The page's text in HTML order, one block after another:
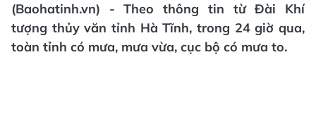
(Baohatinh.vn) - Theo thông tin từ Đài Khí
tượng thủy văn tỉnh Hà Tĩnh, trong 24 giờ qua,
toàn tỉnh có mưa, mưa vừa, cục bộ có mưa to.